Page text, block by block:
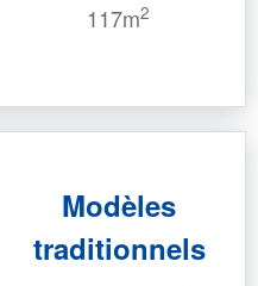
117m2
Modèles
traditionnels